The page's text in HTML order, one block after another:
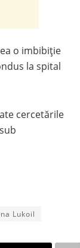
o imbibiție
la spital
cercetările
Lukoil